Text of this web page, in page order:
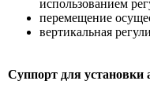
использованием
перемещение
вертикальная
Суппорт для установки